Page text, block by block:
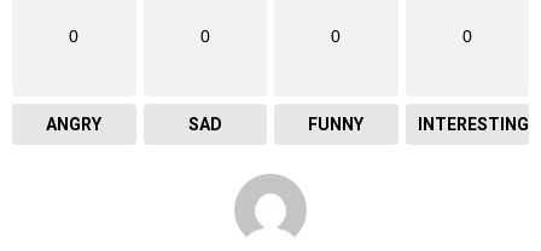
0
ANGRY
0
SAD
0
FUNNY
0
INTERESTING